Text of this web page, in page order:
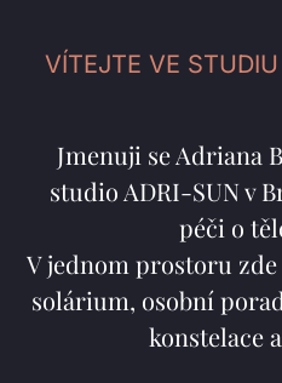
VÍTEJTE VE
Jmenuji se Adriana
studio ADRI-SUN v
péči o
V jednom prostoru
solárium, osobní
konstelace